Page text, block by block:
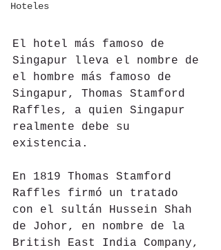
Hoteles
El hotel más famoso de
Singapur lleva el nombre de
el hombre más famoso de
Singapur, Thomas Stamford
Raffles, a quien Singapur
realmente debe su
existencia.
En 1819 Thomas Stamford
Raffles firmó un tratado
con el sultán Hussein Shah
de Johor, en nombre de la
British East India Company,